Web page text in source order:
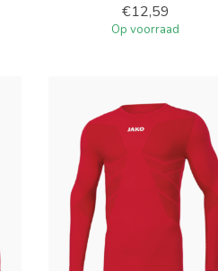
€12,59
Op voorraad